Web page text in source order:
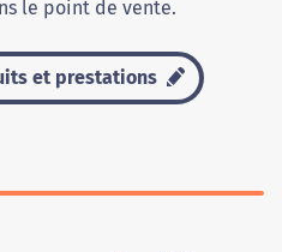
le point de vente.
et prestations